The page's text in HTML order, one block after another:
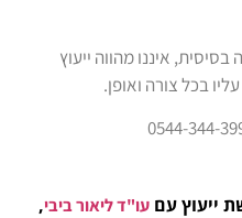
איננו מהווה ייעוץ
בכל צורה ואופן.
ייעוץ עם עו"ד ליאור ביבי,